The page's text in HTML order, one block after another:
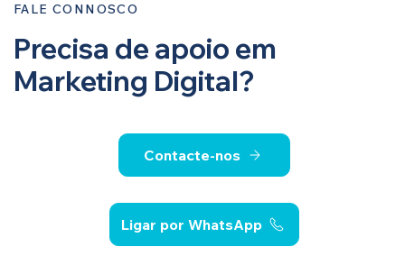
FALE CONNOSCO
Precisa de apoio em
Marketing Digital?
Contacte-nos
Ligar por WhatsApp